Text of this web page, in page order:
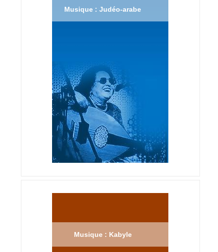
Musique : Judéo-arabe
Musique : Kabyle